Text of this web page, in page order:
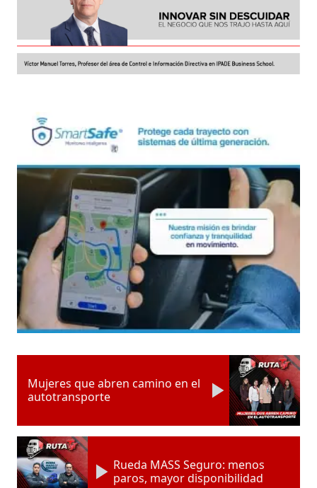
Mujeres que abren camino en el
autotransporte
Rueda MASS Seguro: menos
paros, mayor disponibilidad